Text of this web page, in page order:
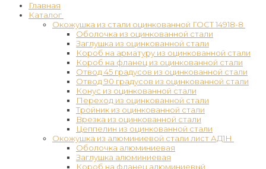
Главная
Каталог
Окожушка из стали оцинкованной ГОСТ 14918-8
Оболочка из оцинкованной стали
Заглушка из оцинкованной стали
Короб на арматуру из оцинкованной стали
Короб на фланец из оцинкованной стали
Отвод 45 градусов из оцинкованной стали
Отвод 90 градусов из оцинкованной стали
Конус из оцинкованной стали
Переход из оцинкованной стали
Тройник из оцинкованной стали
Врезка из оцинкованной стали
Цеппелин из оцинкованной стали
Окожушка из алюминиевой стали лист АД1Н
Оболочка алюминиевая
Заглушка алюминиевая
Короб на фланец алюминиевый